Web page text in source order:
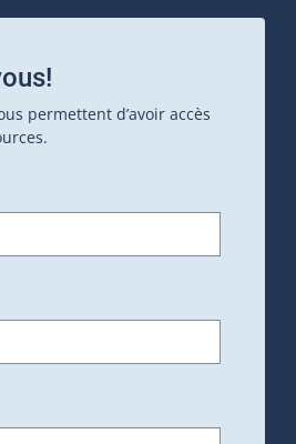
permettent d’avoir accès